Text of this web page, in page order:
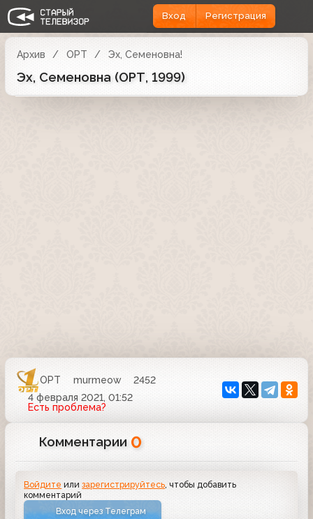
Вход Регистрация
Архив ОРТ Эх, Семеновна!
Эх, Семеновна (ОРТ, 1999)
ОРТ murmeow
2452
4 февраля 2021, 01:52
Есть проблема?
Комментарии 0
Войдите илизарегистрируйтесь , чтобы добавить
комментарий
Вход через Телеграм